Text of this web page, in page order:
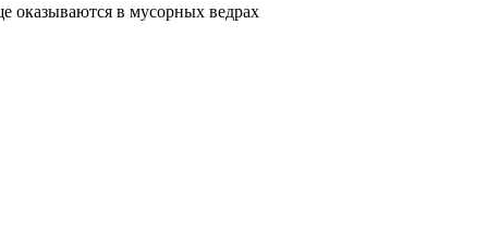
оказываются в мусорных ведрах